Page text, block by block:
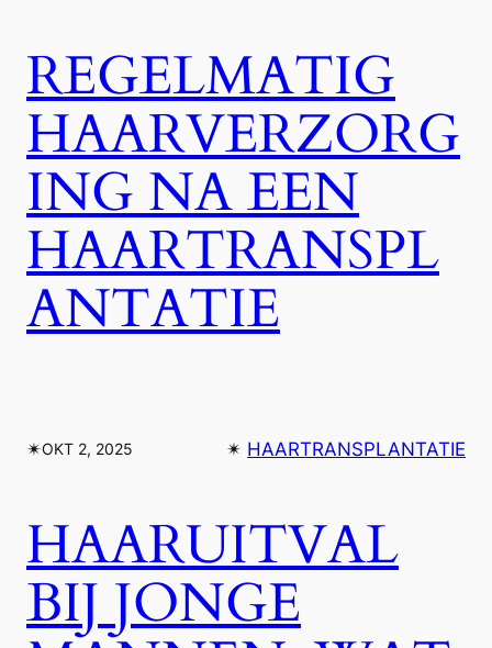
REGELMATIG
HAARVERZORG
ING NA EEN
HAARTRANSPL
ANTATIE
✴︎OKT 2, 2025 ✴︎ HAARTRANSPLANTATIE
HAARUITVAL
BIJ JONGE